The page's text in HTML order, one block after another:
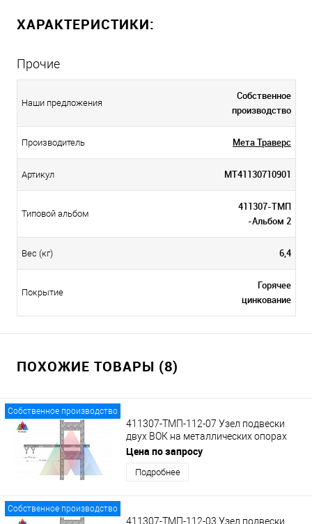
ХАРАКТЕРИСТИКИ:
Прочие
Наши предложения
Собственное
производство
Производитель Мета Траверс
Артикул МТ41130710901
Типовой альбом
411307-ТМП
-Альбом 2
Вес (кг) 6,4
Покрытие
Горячее
цинкование
ПОХОЖИЕ ТОВАРЫ (8)
Собственное производство
411307-ТМП-112-07 Узел подвески
двух ВОК на металлических опорах
гибких поперечин на удлиненном
кронштейне с кольцами
Цена по запросу
Подробнее
Собственное производство
411307-ТМП-112-03 Узел подвески